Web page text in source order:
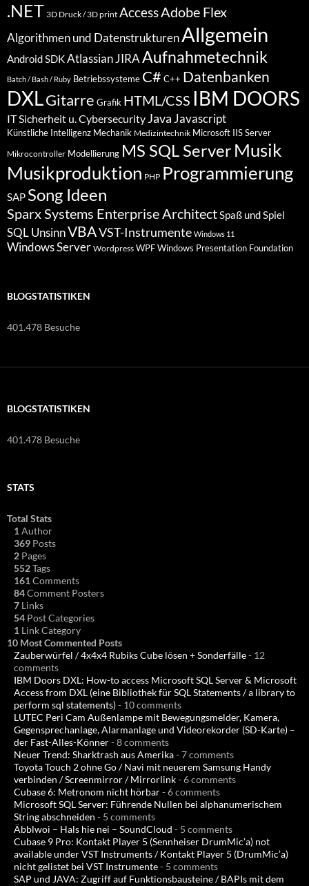
.NET 3D Druck / 3D print AccessAdobe Flex
Algorithmen und DatenstrukturenAllgemein
Android SDKAtlassian JIRAAufnahmetechnik
Batch / Bash / Ruby Betriebssysteme C# C++ Datenbanken
DXLGitarre Grafik HTML/CSS IBM DOORS
IT Sicherheit u. Cybersecurity Java Javascript
Künstliche Intelligenz Mechanik Medizintechnik Microsoft IIS Server
Mikrocontroller Modellierung MS SQL Server Musik
Musikproduktion PHP Programmierung
SAP Song Ideen
Sparx Systems Enterprise ArchitectSpaß und Spiel
SQL UnsinnVBAVST-Instrumente Windows 11
Windows Server Wordpress WPF Windows Presentation Foundation
BLOGSTATISTIKEN
401.478 Besuche
BLOGSTATISTIKEN
401.478 Besuche
STATS
Total Stats
1 Author
369 Posts
2 Pages
552Tags
161 Comments
84Comment Posters
7 Links
54 Post Categories
1 Link Category
10 Most Commented Posts
Zauberwürfel / 4x4x4 Rubiks Cube lösen + Sonderfälle- 12
comments
IBM Doors DXL: How-to access Microsoft SQL Server & Microsoft
Access from DXL (eine Bibliothek für SQL Statements / a library to
perform sql statements)- 10 comments
LUTEC Peri Cam Außenlampe mit Bewegungsmelder, Kamera,
Gegensprechanlage, Alarmanlage und Videorekorder (SD-Karte) –
der Fast-Alles-Könner- 8 comments
Neuer Trend: Sharktrash aus Amerika- 7 comments
Toyota Touch 2 ohne Go / Navi mit neuerem Samsung Handy
verbinden / Screenmirror / Mirrorlink- 6 comments
Cubase 6: Metronom nicht hörbar- 6 comments
Microsoft SQL Server: Führende Nullen bei alphanumerischem
String abschneiden - 5 comments
Äbblwoi – Hals hie nei – SoundCloud - 5 comments
Cubase 9 Pro: Kontakt Player 5 (Sennheiser DrumMic’a) not
available under VST Instruments / Kontakt Player 5 (DrumMic’a)
nicht gelistet bei VST Instrumente- 5 comments
SAP und JAVA: Zugriff auf Funktionsbausteine / BAPIs mit dem